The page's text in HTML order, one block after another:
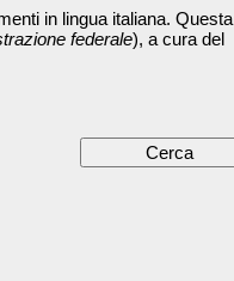
in lingua italiana. Questa
federale), a cura del